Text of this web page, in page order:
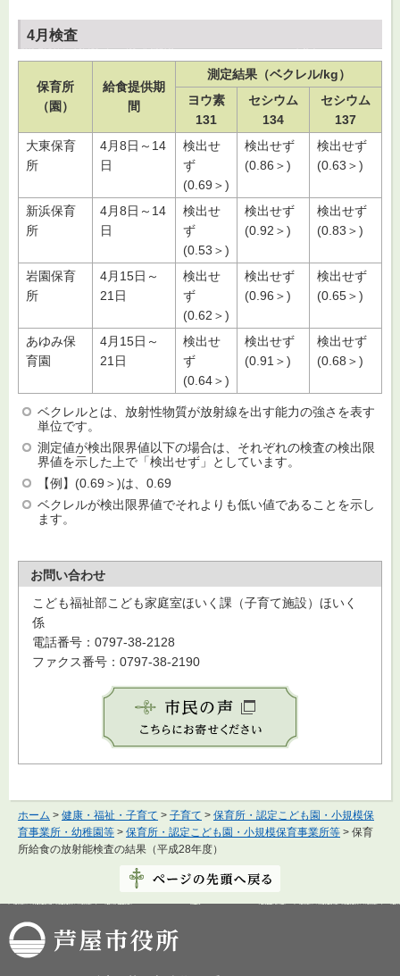
4月検査
保育所
（園）
給食提供期
間
測定結果（ベクレル/kg）
ヨウ素
131
セシウム
134
セシウム
137
大東保育
所
4月8日～14
日
検出せ
ず
(0.69＞)
検出せず
(0.86＞)
検出せず
(0.63＞)
新浜保育
所
4月8日～14
日
検出せ
ず
(0.53＞)
検出せず
(0.92＞)
検出せず
(0.83＞)
岩園保育
所
4月15日～
21日
検出せ
ず
(0.62＞)
検出せず
(0.96＞)
検出せず
(0.65＞)
あゆみ保
育園
4月15日～
21日
検出せ
ず
(0.64＞)
検出せず
(0.91＞)
検出せず
(0.68＞)
ベクレルとは、放射性物質が放射線を出す能力の強さを表す
単位です。
測定値が検出限界値以下の場合は、それぞれの検査の検出限
界値を示した上で「検出せず」としています。
【例】(0.69＞)は、0.69
ベクレルが検出限界値でそれよりも低い値であることを示し
ます。
お問い合わせ
こども福祉部こども家庭室ほいく課（子育て施設）ほいく
係
電話番号：0797-38-2128
ファクス番号：0797-38-2190
ホーム > 健康・福祉・子育て > 子育て > 保育所・認定こども園・小規模保
育事業所・幼稚園等 > 保育所・認定こども園・小規模保育事業所等 > 保育
所給食の放射能検査の結果（平成28年度）
芦屋市役所